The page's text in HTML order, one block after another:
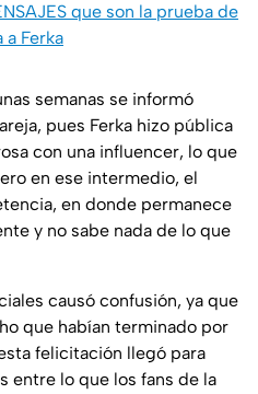
que son la prueba de
Ferka
semanas se informó
pues Ferka hizo pública
con una influencer, lo que
en ese intermedio, el
en donde permanece
y no sabe nada de lo que
causó confusión, ya que
que habían terminado por
felicitación llegó para
entre lo que los fans de la